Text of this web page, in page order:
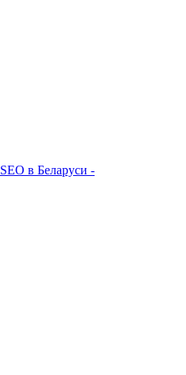
SEO в Беларуси -